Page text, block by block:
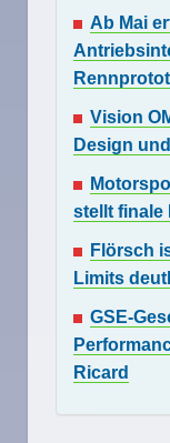
Ab Mai
Vision
Design
stellt finale
Flörsch
Limits
GSE-
Ricard